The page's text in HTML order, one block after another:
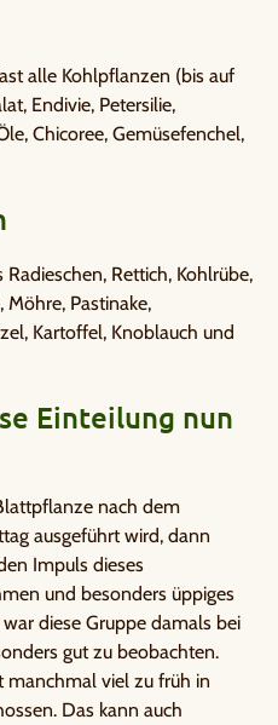
alle Kohlpflanzen (bis auf
Endivie, Petersilie,
Chicoree, Gemüsefenchel,
Rettich, Kohlrübe,
Möhre, Pastinake,
Kartoffel, Knoblauch und
Einteilung nun
nach dem
ausgeführt wird, dann
Impuls dieses
und besonders üppiges
diese Gruppe damals bei
gut zu beobachten.
manchmal viel zu früh in
Das kann auch